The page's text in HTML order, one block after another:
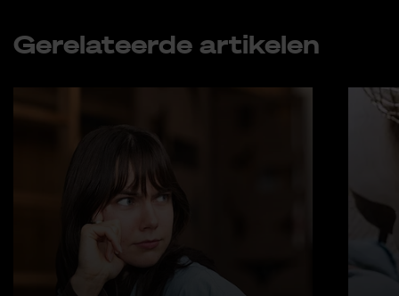
Ge­re­la­teer­de ar­ti­ke­len